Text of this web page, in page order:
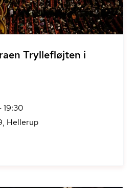
Tryllefløjten i
19:30
Hellerup